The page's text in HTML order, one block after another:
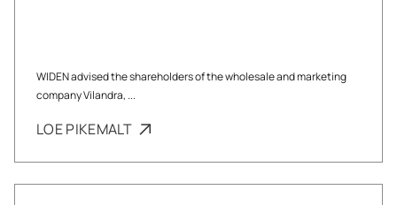
WIDEN advised the shareholders of the wholesale and marketing
company Vilandra, ...
LOE PIKEMALT